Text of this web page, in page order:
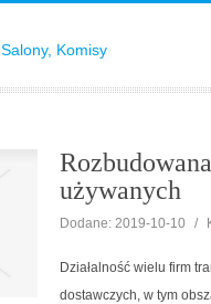
Salony, Komisy
używanych
Dodane: 2019-10-10 /
Działalność wielu firm
dostawczych, w tym